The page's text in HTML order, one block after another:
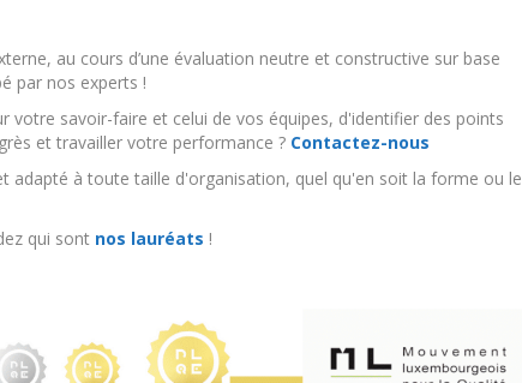
au cours d’une évaluation neutre et constructive sur base
par nos experts !
votre savoir-faire et celui de vos équipes, d'identifier des points
et travailler votre performance ? Contactez-nous
adapté à toute taille d'organisation, quel qu'en soit la forme ou le
qui sont nos lauréats !